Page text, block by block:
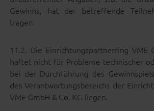
Gewinns, hat der betreffende
tragen.
11.2. Die Einrichtungspartnerring VME
haftet nicht für Probleme technischer
bei der Durchführung des
des Verantwortungsbereichs der
VME GmbH & Co. KG liegen.